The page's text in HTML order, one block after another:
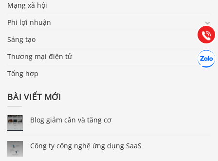
Mạng xã hội
Phi lợi nhuận
Sáng tạo
Thương mại điện tử
Tổng hợp
BÀI VIẾT MỚI
Blog giảm cân và tăng cơ
Công ty công nghệ ứng dụng SaaS
Gọi
(028) 22.166.144
Chát